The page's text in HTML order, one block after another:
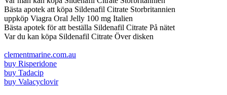
Bästa apotek att köpa Sildenafil Citrate Storbritannien
uppköp Viagra Oral Jelly 100 mg Italien
Bästa apotek för att beställa Sildenafil Citrate På nätet
Var du kan köpa Sildenafil Citrate Över disken
clementmarine.com.au
buy Risperidone
buy Tadacip
buy Valacyclovir